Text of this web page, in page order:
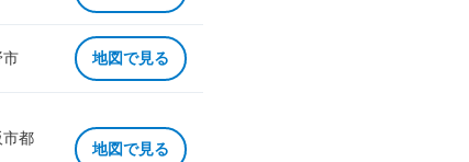
市 地図で見る
市都
地図で見る